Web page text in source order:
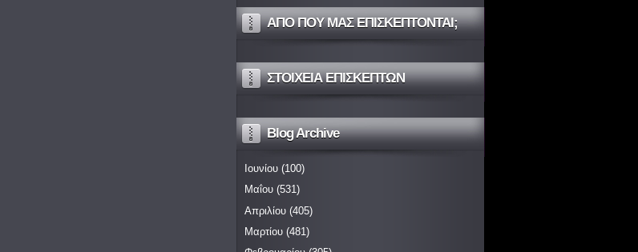
ΑΠΟ ΠΟΥ ΜΑΣ ΕΠΙΣΚΕΠΤΟΝΤΑΙ;
ΣΤΟΙΧΕΙΑ ΕΠΙΣΚΕΠΤΩΝ
Blog Archive
Ιουνίου (100)
Μαΐου (531)
Απριλίου (405)
Μαρτίου (481)